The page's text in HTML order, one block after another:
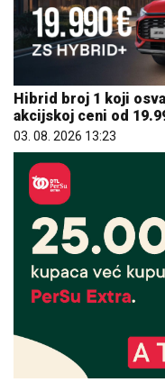
Hibrid broj 1 koji
akcijskoj ceni od
03. 08. 2026 13:23